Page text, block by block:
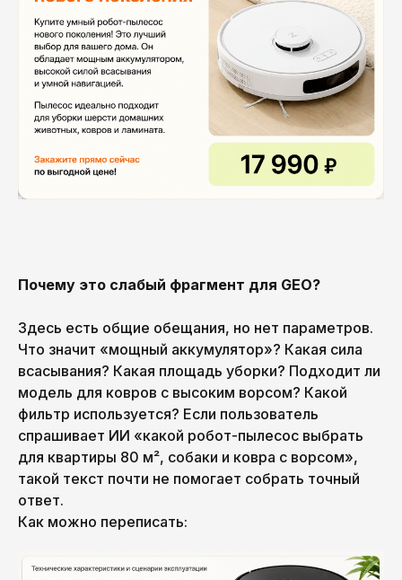
Почему это слабый фрагмент для GEO?
Здесь есть общие обещания, но нет параметров.
Что значит «мощный аккумулятор»? Какая сила
всасывания? Какая площадь уборки? Подходит ли
модель для ковров с высоким ворсом? Какой
фильтр используется? Если пользователь
спрашивает ИИ «какой робот-пылесос выбрать
для квартиры 80 м², собаки и ковра с ворсом»,
такой текст почти не помогает собрать точный
ответ.
Как можно переписать: